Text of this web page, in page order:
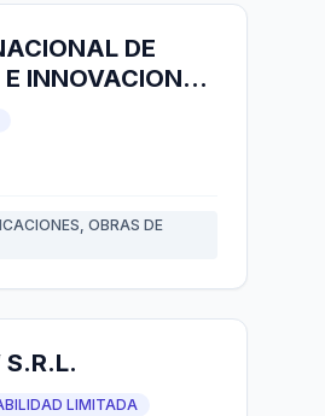
DE
INNOVACION
OBRAS DE
S.R.L.
LIMITADA